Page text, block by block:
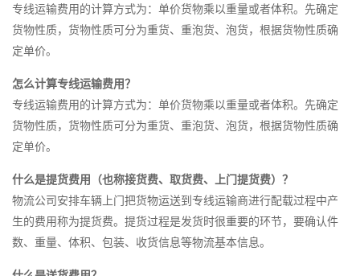
专线运输费用的计算方式为：单价货物乘以重量或者体积。先确定
货物性质，货物性质可分为重货、重泡货、泡货，根据货物性质确
定单价。
怎么计算专线运输费用？
专线运输费用的计算方式为：单价货物乘以重量或者体积。先确定
货物性质，货物性质可分为重货、重泡货、泡货，根据货物性质确
定单价。
什么是提货费用（也称接货费、取货费、上门提货费）？
物流公司安排车辆上门把货物运送到专线运输商进行配载过程中产
生的费用称为提货费。提货过程是发货时很重要的环节，要确认件
数、重量、体积、包装、收货信息等物流基本信息。